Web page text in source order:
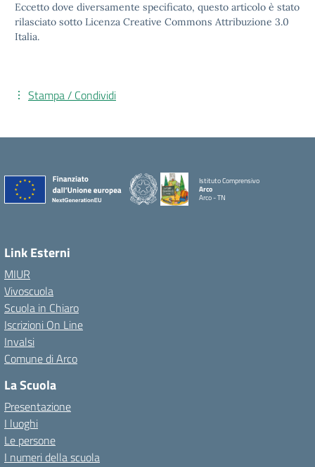
Eccetto dove diversamente specificato, questo articolo è stato
rilasciato sotto Licenza Creative Commons Attribuzione 3.0
Italia.
Stampa / Condividi
Istituto Comprensivo
Arco
Arco - TN
Link Esterni
MIUR
Vivoscuola
Scuola in Chiaro
Iscrizioni On Line
Invalsi
Comune di Arco
La Scuola
Presentazione
I luoghi
Le persone
I numeri della scuola